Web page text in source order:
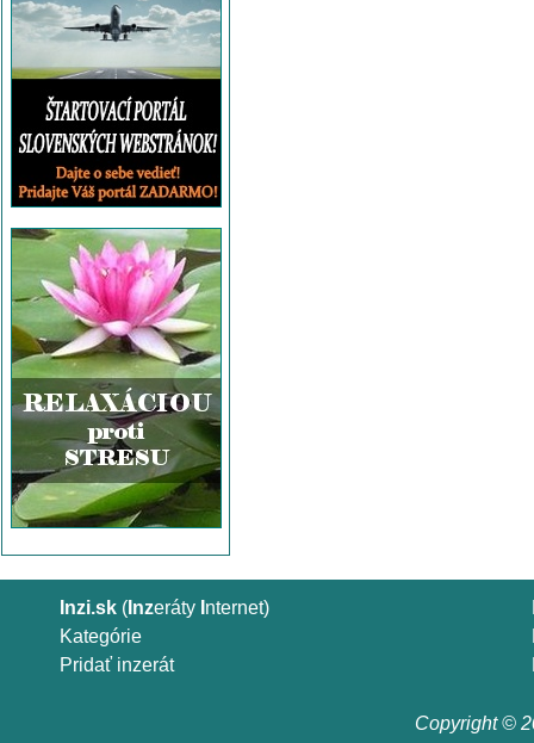
Inzi.sk ( Inzeráty nternet)
Kategórie
Pridať inzerát
Copyright ©